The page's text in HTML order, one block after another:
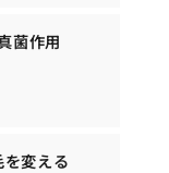
菌作用
変える